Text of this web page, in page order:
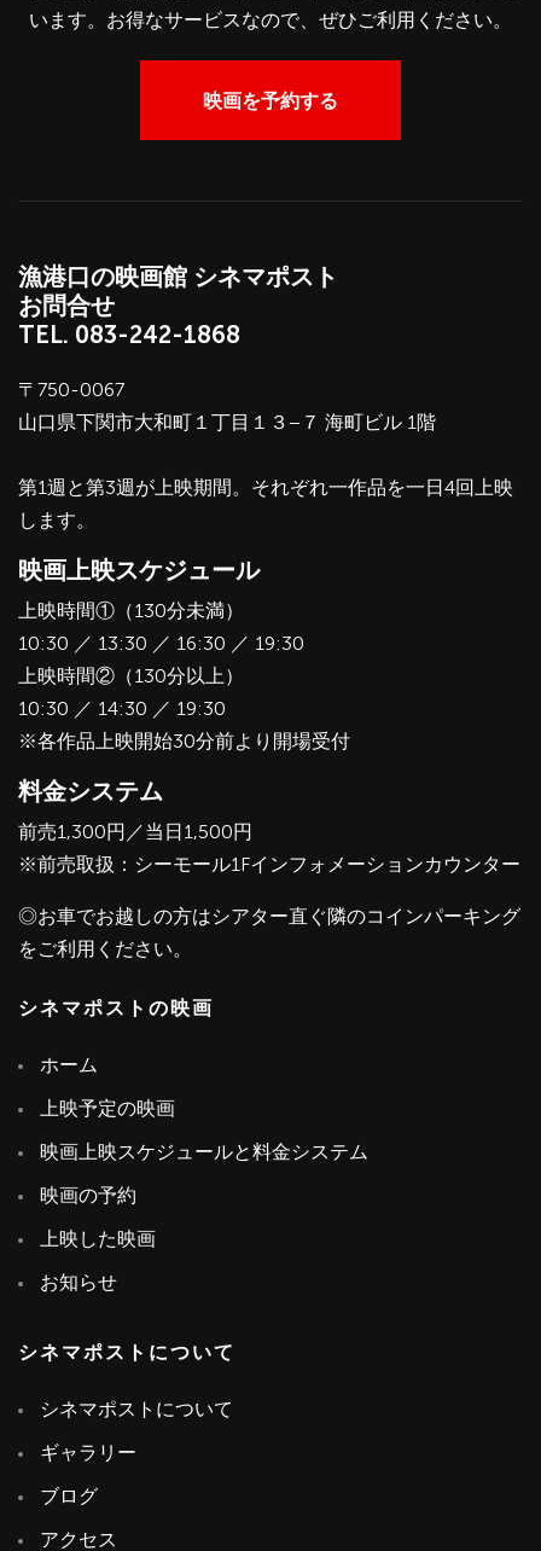
います。お得なサービスなので、ぜひご利用ください。
映画を予約する
漁港口の映画館 シネマポスト
お問合せ
TEL. 083-242-1868
〒750-0067
山口県下関市大和町１丁目１３−７ 海町ビル 1階
第1週と第3週が上映期間。それぞれ一作品を一日4回上映
します。
映画上映スケジュール
上映時間①（130分未満）
10:30 ／ 13:30 ／ 16:30 ／ 19:30
上映時間②（130分以上）
10:30 ／ 14:30 ／ 19:30
※各作品上映開始30分前より開場受付
料金システム
前売1,300円／当日1,500円
※前売取扱：シーモール1Fインフォメーションカウンター
◎お車でお越しの方はシアター直ぐ隣のコインパーキング
をご利用ください。
シネマポストの映画
ホーム
上映予定の映画
映画上映スケジュールと料金システム
映画の予約
上映した映画
お知らせ
シネマポストについて
シネマポストについて
ギャラリー
ブログ
アクセス